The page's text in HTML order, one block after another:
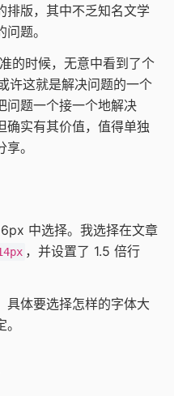
排版，其中不乏知名文学
题。
的时候，无意中看到了个
这就是解决问题的一个
问题一个接一个地解决
确实有其价值，值得单独
。
中选择。我选择在文章
，并设置了 1.5 倍行
具体要选择怎样的字体大